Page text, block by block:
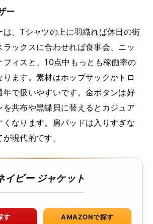
ー
は、Tシャツの上に羽織れば休日の街
ックスに合わせれば食事会、ニッ
フィスと、10点中もっとも稼働率の
ます。素材はホップサックかトロ
年で扱いやすいです。金ボタンは好
を共布や黒蝶貝に替えるとカジュア
くなります。肩パッドは入りすぎな
現代的です。
イビー ジャケット
す AMAZONで探す